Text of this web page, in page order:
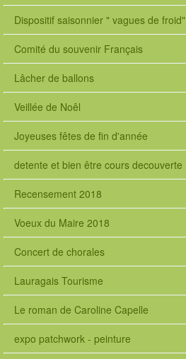
Dispositif saisonnier " vagues de froid"
Comité du souvenir Français
Lâcher de ballons
Veillée de Noêl
Joyeuses fêtes de fin d'année
detente et bien être cours decouverte
Recensement 2018
Voeux du Maire 2018
Concert de chorales
Lauragais Tourisme
Le roman de Caroline Capelle
expo patchwork - peinture